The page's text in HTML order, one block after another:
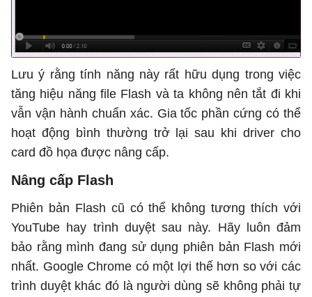
Lưu ý rằng tính năng này rất hữu dụng trong việc
tăng hiệu năng file Flash và ta không nên tắt đi khi
vẫn vận hành chuẩn xác. Gia tốc phần cứng có thể
hoạt động bình thường trở lại sau khi driver cho
card đồ họa được nâng cấp.
Nâng cấp Flash
Phiên bản Flash cũ có thể không tương thích với
YouTube hay trình duyệt sau này. Hãy luôn đảm
bảo rằng mình đang sử dụng phiên bản Flash mới
nhất. Google Chrome có một lợi thế hơn so với các
trình duyệt khác đó là người dùng sẽ không phải tự